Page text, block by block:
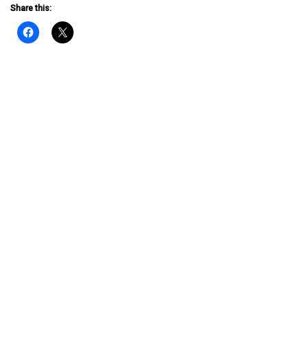
Share this: